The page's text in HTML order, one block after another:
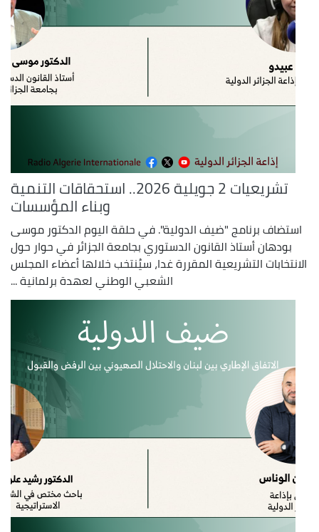
تشريعيات 2 جويلية 2026.. استحقاقات التنمية
وبناء المؤسسات
استضاف برنامج "ضيف الدولية". في حلقة اليوم الدكتور موسى
بودهان أستاذ القانون الدستوري بجامعة الجزائر في حوار حول
الانتخابات التشريعية المقررة غدا، سيُنتخب خلالها أعضاء المجلس
الشعبي الوطني لعهدة برلمانية ...